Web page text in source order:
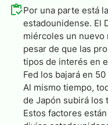
Por una parte está
estadounidense. El
miércoles un nuevo
pesar de que las
tipos de interés en
Fed los bajará en
Al mismo tiempo,
de Japón subirá los
Estos factores